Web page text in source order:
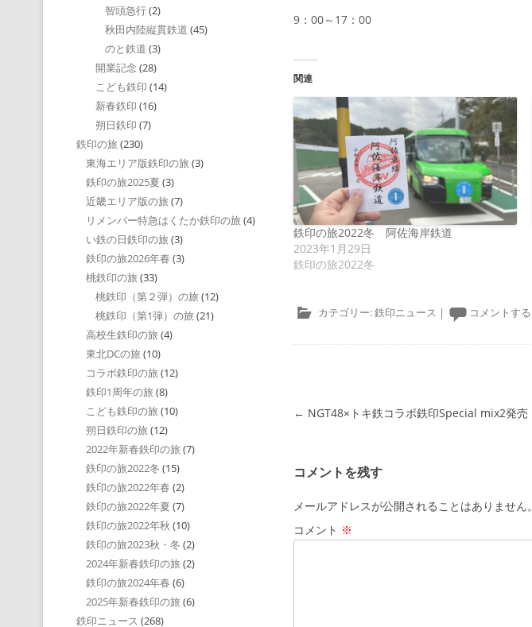
9：00～17：00
関連
鉄印の旅2022冬 阿佐海岸鉄道
2023年1月29日
鉄印の旅2022冬
カテゴリー:鉄印ニュース | コメントする
投稿ナビゲーション
← NGT48×トキ鉄コラボ鉄印Special mix2発売
コメントを残す
メールアドレスが公開されることはありません。
コメント ※
智頭急行(2)
秋田内陸縦貫鉄道 (45)
のと鉄道 (3)
開業記念 (28)
こども鉄印 (14)
新春鉄印 (16)
朔日鉄印 (7)
鉄印の旅 (230)
東海エリア版鉄印の旅 (3)
鉄印の旅2025夏 (3)
近畿エリア版の旅 (7)
リメンバー特急はくたか鉄印の旅 (4)
い鉄の日鉄印の旅 (3)
鉄印の旅2026年春 (3)
桃鉄印の旅 (33)
桃鉄印（第２弾）の旅 (12)
桃鉄印（第1弾）の旅 (21)
高校生鉄印の旅 (4)
東北DCの旅 (10)
コラボ鉄印の旅 (12)
鉄印1周年の旅 (8)
こども鉄印の旅 (10)
朔日鉄印の旅 (12)
2022年新春鉄印の旅 (7)
鉄印の旅2022冬 (15)
鉄印の旅2022年春 (2)
鉄印の旅2022年夏 (7)
鉄印の旅2022年秋 (10)
鉄印の旅2023秋・冬 (2)
2024年新春鉄印の旅 (2)
鉄印の旅2024年春 (6)
2025年新春鉄印の旅 (6)
鉄印ニュース (268)